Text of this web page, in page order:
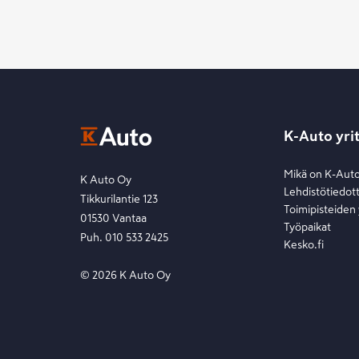
K Auto Oy
Tikkurilantie 123
01530 Vantaa
Puh. 010 533 2425
© 2026 K Auto Oy
K-Auto
Mikä on K-
Työpaikat
Kesko.fi